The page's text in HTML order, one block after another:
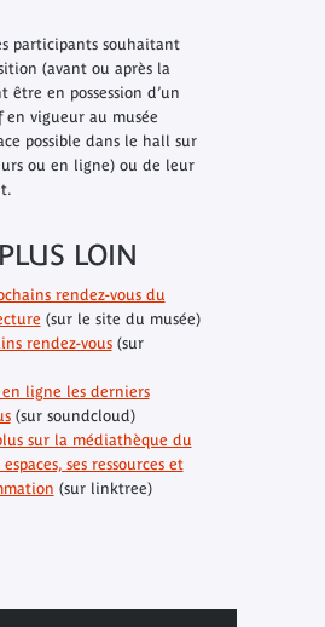
participants souhaitant
(avant ou après la
être en possession d’un
vigueur au musée
possible dans le hall sur
ou en ligne) ou de leur
LOIN
rendez-vous du
(sur le site du musée)
rendez-vous(sur
en ligne les derniers
(sur soundcloud)
sur la médiathèque du
espaces, ses ressources et
(sur linktree)